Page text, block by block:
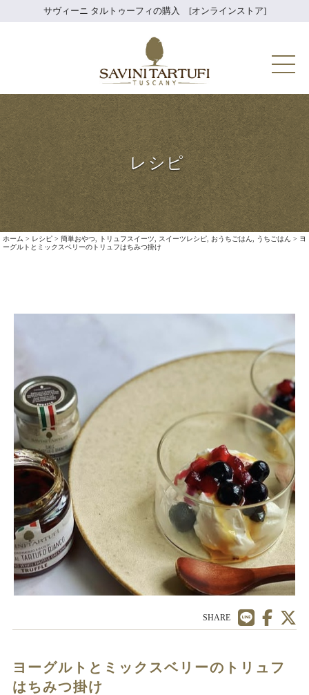
サヴィーニ タルトゥーフィの購入 [オンラインストア]
レシピ
ホーム > レシピ > 簡単おやつ トリュフスイーツ スイーツレシピ おうちごはん うちごはん > ヨ
ーグルトとミックスベリーのトリュフはちみつ掛け
SHARE
ヨーグルトとミックスベリーのトリュフ
はちみつ掛け